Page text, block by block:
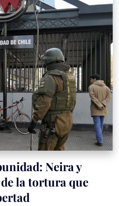
Neira y
la tortura que